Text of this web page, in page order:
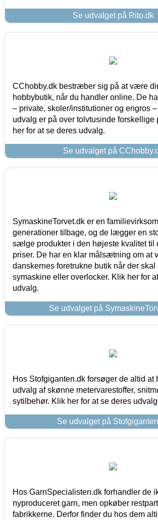
Se udvalget på Rito.dk
CChobby.dk bestræber sig på at være
hobbybutik, når du handler online. De
– private, skoler/institutioner og engros
udvalg er på over tolvtusinde forskellige
her for at se deres udvalg.
Se udvalget på
SymaskineTorvet.dk er en
generationer tilbage, og de lægger en
sælge produkter i den højeste kvalitet til
priser. De har en klar målsætning om at
danskernes foretrukne butik når der
symaskine eller overlocker. Klik her for
udvalg.
Se udvalget på
Hos Stofgiganten.dk forsøger de altid at
udvalg af skønne metervarestoffer,
sytilbehør. Klik her for at se deres
Se udvalget på
Hos GarnSpecialisten.dk forhandler de
nyproduceret garn, men opkøber
fabrikkerne. Derfor finder du hos dem